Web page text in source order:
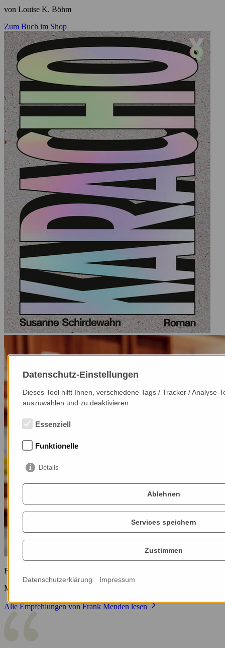
von Louise K. Böhm
Zum Buch im Shop
Frank Menden
Mitarbeiter bei stories!
Alle Empfehlungen von Frank Menden lesen
Datenschutz-Einstellungen
Dieses Tool hilft Ihnen, verschiedene Tags / Tracker / Analyse-
auszuwählen und zu deaktivieren.
Essenziell
Funktionelle
Details
Ablehnen
Services speichern
Zustimmen
Datenschutzerklärung Impressum